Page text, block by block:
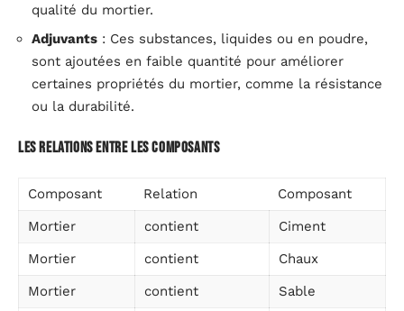
qualité du mortier.
Adjuvants : Ces substances, liquides ou en poudre,
sont ajoutées en faible quantité pour améliorer
certaines propriétés du mortier, comme la résistance
ou la durabilité.
Les relations entre les composants
Composant Relation
Composant
Mortier
contient
Ciment
Mortier
contient
Chaux
Mortier
contient
Sable